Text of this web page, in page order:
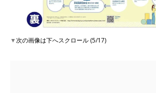
▼次の画像は下へスクロール (5/17)